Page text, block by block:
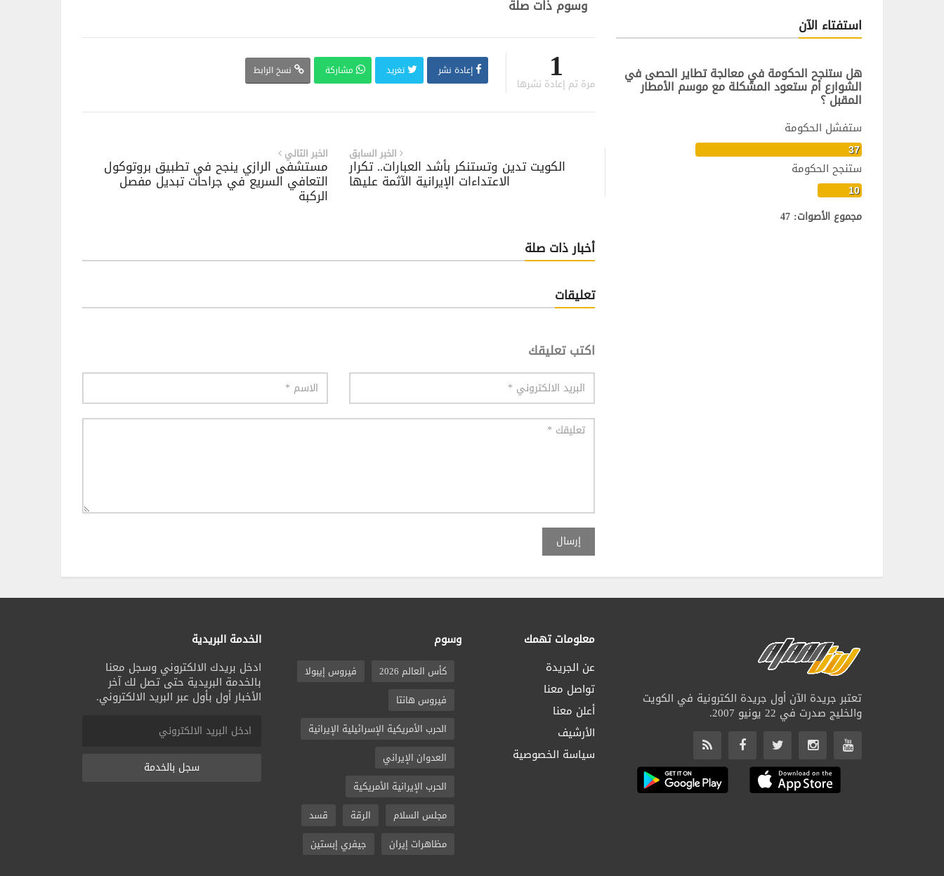
وسوم ذات صلة
1
مرة تم إعادة نشرها
إعادة نشر تغريد مشاركة نسخ الرابط
الخبر التالي
مستشفى الرازي ينجح في تطبيق بروتوكول
التعافي السريع في جراحات تبديل مفصل
الركبة
الخبر السابق
الكويت تدين وتستنكر بأشد العبارات.. تكرار
الاعتداءات الإيرانية الآثمة عليها
أخبار ذات صلة
تعليقات
اكتب تعليقك
إرسال
استفتاء الآن
هل ستنجح الحكومة في معالجة تطاير الحصى في
الشوارع أم ستعود المشكلة مع موسم الأمطار
المقبل ؟
ستفشل الحكومة
37
ستنجح الحكومة
10
مجموع الأصوات: 47
الخدمة البريدية
ادخل بريدك الالكتروني وسجل معنا
بالخدمة البريدية حتى تصل لك آخر
الأخبار أول بأول عبر البريد الالكتروني.
سجل بالخدمة
وسوم
كأس العالم 2026
فيروس إيبولا
فيروس هانتا
الحرب الأمريكية الإسرائيلية الإيرانية
العدوان الإيراني
الحرب الإيرانية الأمريكية
مجلس السلام
الرقة
قسد
مظاهرات إيران
جيفري إبستين
معلومات تهمك
عن الجريدة
تواصل معنا
أعلن معنا
الأرشيف
سياسة الخصوصية
تعتبر جريدة الآن أول جريدة الكترونية في الكويت
والخليج صدرت في 22 يونيو 2007.